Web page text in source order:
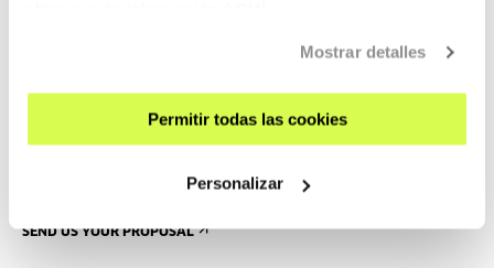
Mostrar detalles
Permitir todas las cookies
Personalizar
SEND US YOUR PROPOSAL